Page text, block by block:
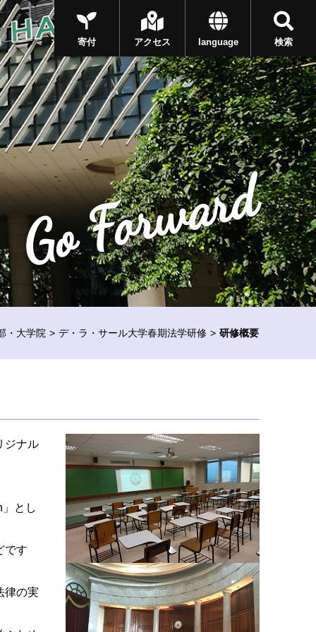
検索
language
アクセス
寄付
Go Forward
・大学院 デ・ラ・サール大学春期法学研修 研修概要
ジナル
とし
です
律の実